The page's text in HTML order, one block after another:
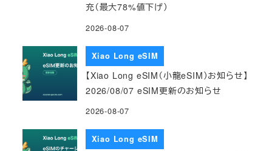
充（最大78%値下げ）
2026-08-07
Xiao Long eSIM
【Xiao Long eSIM（小龍eSIM）お知らせ】
2026/08/07 eSIM更新のお知らせ
2026-08-07
Xiao Long eSIM